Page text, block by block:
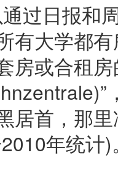
过日报和
有大学都
房或合租
居首，那
年统计)